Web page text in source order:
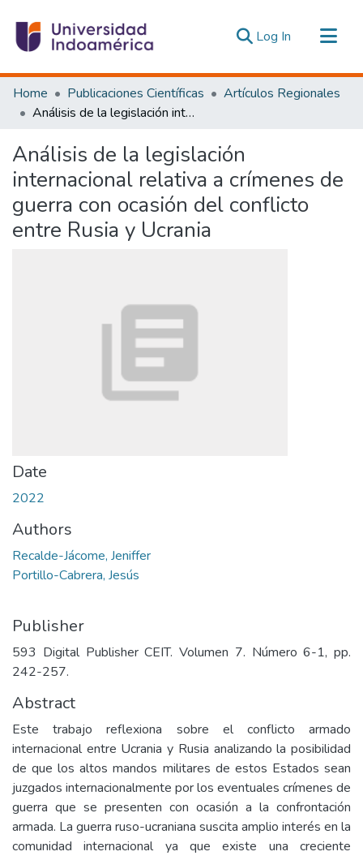
Log In (current)
Communities & Collections
All of DSpace
Estadísticas Externas
Home Publicaciones Científicas
Artículos Regionales
Análisis de la legislación internacional relativa a crímenes de guerra con ocasión del conflicto entre Rusia y Ucrania
Análisis de la legislación
internacional relativa a crímenes de
guerra con ocasión del conflicto
entre Rusia y Ucrania
Date
2022
Authors
Recalde-Jácome, Jeniffer
Portillo-Cabrera, Jesús
Publisher
593 Digital Publisher CEIT. Volumen 7. Número 6-1, pp.
242-257.
Abstract
Este trabajo reflexiona sobre el conflicto armado
internacional entre Ucrania y Rusia analizando la posibilidad
de que los altos mandos militares de estos Estados sean
juzgados internacionalmente por los eventuales crímenes de
guerra que se presenten con ocasión a la confrontación
armada. La guerra ruso-ucraniana suscita amplio interés en la
comunidad internacional ya que existe una creciente